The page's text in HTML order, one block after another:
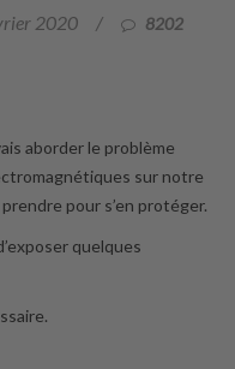
2020 /
8202
aborder le problème
sur notre
pour s’en protéger.
quelques